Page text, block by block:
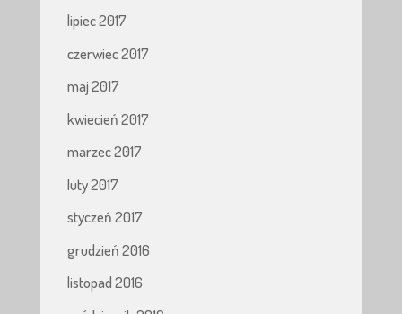
lipiec 2017
czerwiec 2017
maj 2017
kwiecień 2017
marzec 2017
luty 2017
styczeń 2017
grudzień 2016
listopad 2016